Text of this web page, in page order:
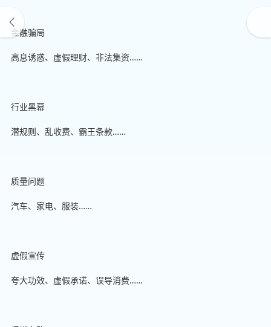
金融骗局
高息诱惑、虚假理财、非法集资……
行业黑幕
潜规则、乱收费、霸王条款……
质量问题
汽车、家电、服装……
虚假宣传
夸大功效、虚假承诺、误导消费……